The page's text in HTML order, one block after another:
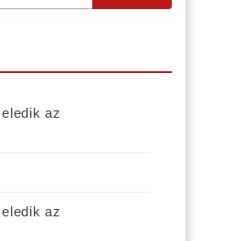
az
az